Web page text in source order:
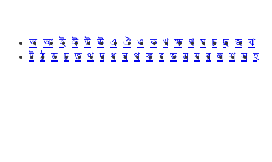
অ আ ই ঈ উ ঊ এ ঐ ও ক খ ক্ষ গ ঘ চ ছ জ ঝ
ট ঠ ড ঢ ত থ দ ধ ন প ফ ব ভ ম য র ল শ স হ